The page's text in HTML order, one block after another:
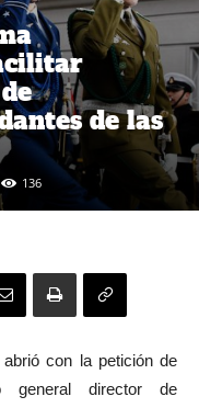
de las
136
con la petición de
general director de